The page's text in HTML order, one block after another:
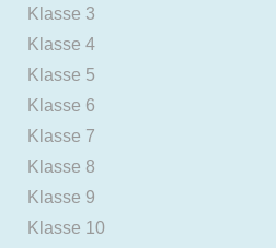
Klasse 3
Klasse 4
Klasse 5
Klasse 6
Klasse 7
Klasse 8
Klasse 9
Klasse 10